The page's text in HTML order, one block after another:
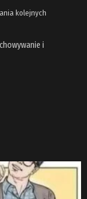
kolejnych
i